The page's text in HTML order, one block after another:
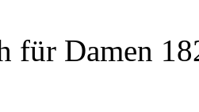
für Damen